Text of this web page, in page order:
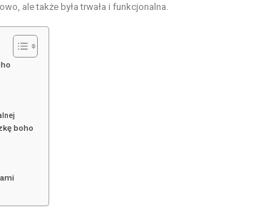
ale także była trwała i funkcjonalna.
boho